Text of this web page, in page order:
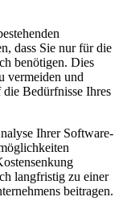
dass Sie‌ nur‌ für die⁣
benötigen. ‍Dies
vermeiden und
die Bedürfnisse Ihres
Ihrer Software-
langfristig zu einer
beitragen.